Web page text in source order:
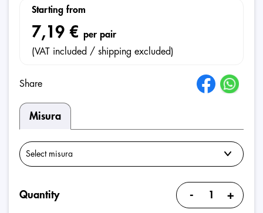
Starting from
7,19 € per pair
(VAT included / shipping excluded)
Share
Misura
Quantity - +